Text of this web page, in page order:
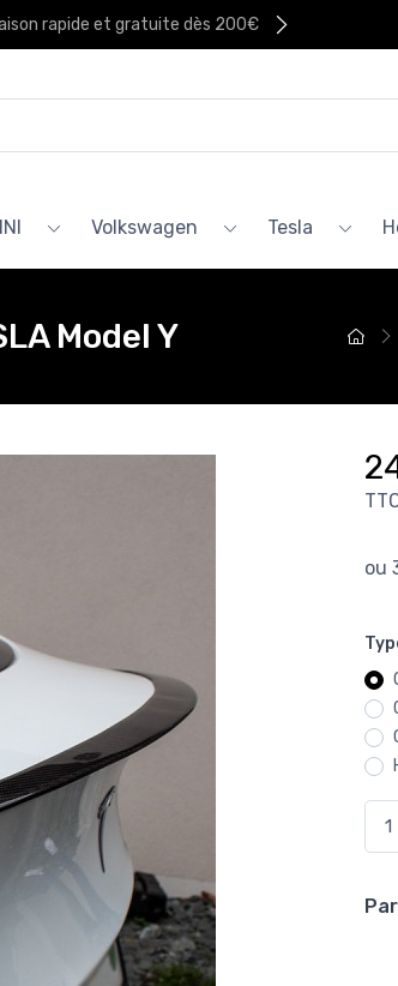
rapide et gratuite dès 200€
Volkswagen Tesla
Model Y